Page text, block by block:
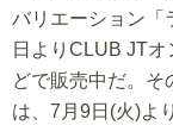
バリエーション「
日よりCLUB JT
どで販売中だ。そ
は、7月9日(火)よ